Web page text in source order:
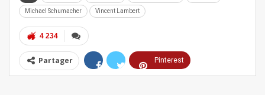
Michael Schumacher Vincent Lambert
4 234
Partager Pinterest